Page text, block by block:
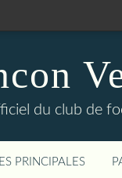
du club de
PRINCIPALES